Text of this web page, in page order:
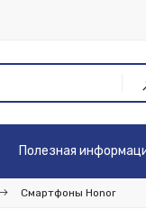
Полезная
Смартфоны Honor